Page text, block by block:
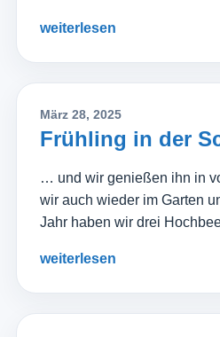
weiterlesen
März 28, 2025
Frühling in der
… und wir genießen ihn in
wir auch wieder im Garten
Jahr haben wir drei
weiterlesen